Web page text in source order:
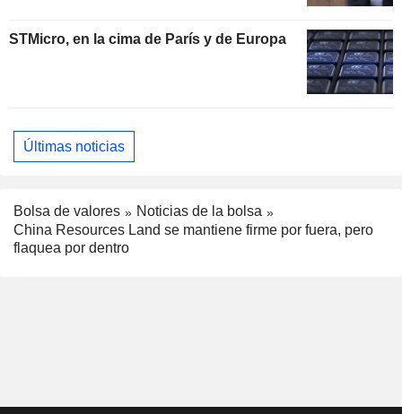
STMicro, en la cima de París y de Europa
Últimas noticias
Bolsa de valores
Noticias de la bolsa
China Resources Land se mantiene firme por fuera, pero
flaquea por dentro